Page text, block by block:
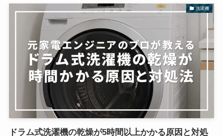
洗濯機
ドラム式洗濯機の乾燥が5時間以上かかる原因と対処